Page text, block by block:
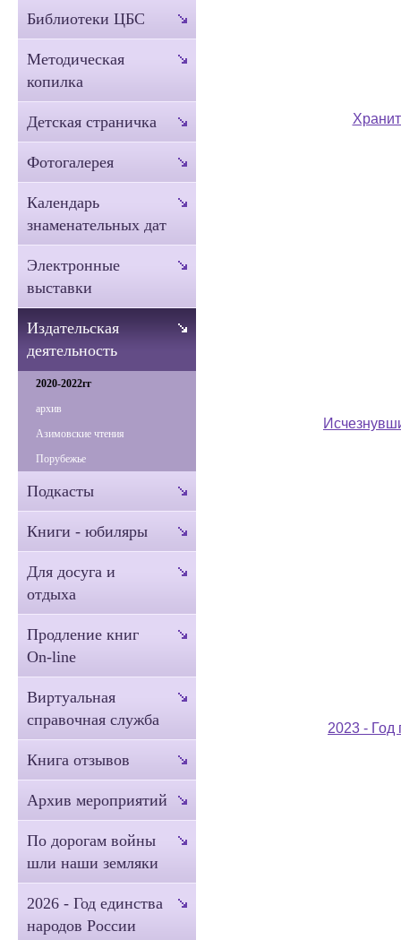
2023 - Год
Библиотеки ЦБС
Методическая
копилка
Детская страничка
Фотогалерея
Календарь
знаменательных дат
Электронные
выставки
Издательская
деятельность
2020-2022гг
архив
Азимовские чтения
Порубежье
Подкасты
Книги - юбиляры
Для досуга и
отдыха
Продление книг
On-line
Виртуальная
справочная служба
Книга отзывов
Архив мероприятий
По дорогам войны
шли наши земляки
2026 - Год единства
народов России